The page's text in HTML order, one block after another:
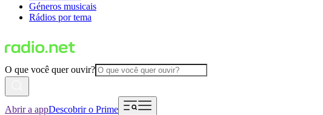
Géneros musicais
Rádios por tema
O que você quer ouvir?
Abrir a appDescobrir o Prime